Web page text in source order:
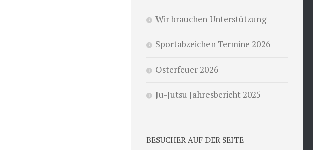
Wir brauchen Unterstützung
Sportabzeichen Termine 2026
Osterfeuer 2026
Ju-Jutsu Jahresbericht 2025
BESUCHER AUF DER SEITE